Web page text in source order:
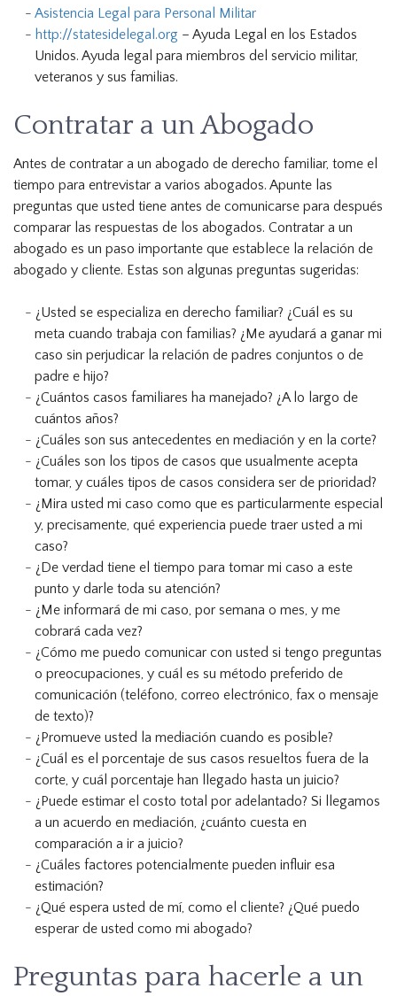
Asistencia Legal para Personal Militar
http://statesidelegal.org – Ayuda Legal en los Estados
Unidos. Ayuda legal para miembros del servicio militar,
veteranos y sus familias.
Contratar a un Abogado
Antes de contratar a un abogado de derecho familiar, tome el
tiempo para entrevistar a varios abogados. Apunte las
preguntas que usted tiene antes de comunicarse para después
comparar las respuestas de los abogados. Contratar a un
abogado es un paso importante que establece la relación de
abogado y cliente. Estas son algunas preguntas sugeridas:
¿Usted se especializa en derecho familiar? ¿Cuál es su
meta cuando trabaja con familias? ¿Me ayudará a ganar mi
caso sin perjudicar la relación de padres conjuntos o de
padre e hijo?
¿Cuántos casos familiares ha manejado? ¿A lo largo de
cuántos años?
¿Cuáles son sus antecedentes en mediación y en la corte?
¿Cuáles son los tipos de casos que usualmente acepta
tomar, y cuáles tipos de casos considera ser de prioridad?
¿Mira usted mi caso como que es particularmente especial
y, precisamente, qué experiencia puede traer usted a mi
caso?
¿De verdad tiene el tiempo para tomar mi caso a este
punto y darle toda su atención?
¿Me informará de mi caso, por semana o mes, y me
cobrará cada vez?
¿Cómo me puedo comunicar con usted si tengo preguntas
o preocupaciones, y cuál es su método preferido de
comunicación (teléfono, correo electrónico, fax o mensaje
de texto)?
¿Promueve usted la mediación cuando es posible?
¿Cuál es el porcentaje de sus casos resueltos fuera de la
corte, y cuál porcentaje han llegado hasta un juicio?
¿Puede estimar el costo total por adelantado? Si llegamos
a un acuerdo en mediación, ¿cuánto cuesta en
comparación a ir a juicio?
¿Cuáles factores potencialmente pueden influir esa
estimación?
¿Qué espera usted de mí, como el cliente? ¿Qué puedo
esperar de usted como mi abogado?
Preguntas para hacerle a un